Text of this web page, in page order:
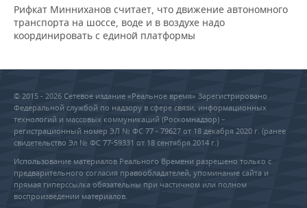
Рифкат Минниханов считает, что движение автономного
транспорта на шоссе, воде и в воздухе надо
координировать с единой платформы
© 2015 - 2026 Сетевое издание «Реальное время» Зарегистрировано
Федеральной службой по надзору в сфере связи, информационных
технологий и массовых коммуникаций (Роскомнадзор) –
регистрационный номер ЭЛ № ФС 77 - 79627 от 18 декабря 2020 г. (ранее
свидетельство Эл № ФС 77-59331 от 18 сентября 2014 г.)
Использование материалов Реального Времени разрешено только с
предварительного согласия правообладателей, упоминание сайта и
прямая гиперссылка обязательны при частичном или полном
воспроизведении материалов.